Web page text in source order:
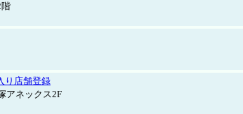
り店舗登録
アネックス2F